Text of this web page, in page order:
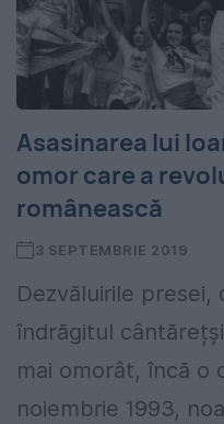
Asasinarea lui
omor care a
românească
3 SEPTEMBRIE 2019
Dezvăluirile presei,
îndrăgitul
mai omorât, încă o
noiembrie 1993,